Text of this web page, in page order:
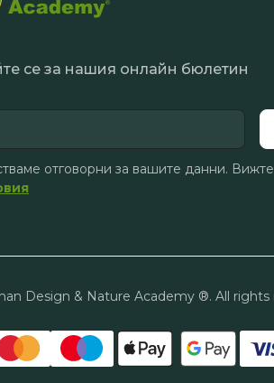
се за нашия онлайн бюлетин
отговорни за вашите данни.
Design & Nature Academy ®. All rights